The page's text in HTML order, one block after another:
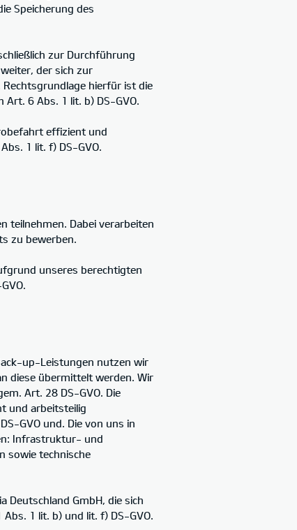
Speicherung des
zur Durchführung
der sich zur
hierfür ist die
6 Abs. 1 lit. b) DS-GVO.
effizient und
1 lit. f) DS-GVO.
teilnehmen. Dabei verarbeiten
zu bewerben.
unseres berechtigten
up-Leistungen nutzen wir
diese übermittelt werden. Wir
Art. 28 DS-GVO. Die
und arbeitsteilig
GVO und. Die von uns in
Infrastruktur- und
sowie technische
Deutschland GmbH, die sich
1 lit. b) und lit. f) DS-GVO.